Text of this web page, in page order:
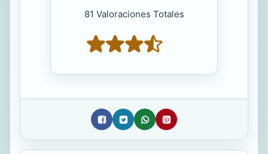
81 Valoraciones Totales